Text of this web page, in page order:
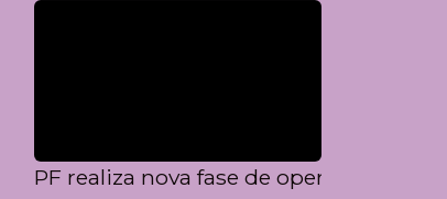
PF realiza nova fase de operação que